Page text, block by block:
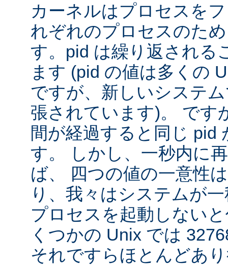
カーネルはプロセスを
れぞれのプロセスのた
す。pid は繰り返される
ます (pid の値は多くの
ですが、新しいシステ
張されています)。 です
間が経過すると同じ pid
す。 しかし、一秒内に
ば、 四つの値の一意性
り、我々はシステムが
プロセスを起動しない
くつかの Unix では
それですらほとんどあ